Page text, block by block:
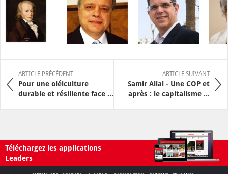
ARTICLE PRÉCÉDENT
Pour une oléiculture
durable et résiliente face ...
ARTICLE SUIVANT
Samir Allal - Une COP et
après : le capitalisme ...
Téléchargez les applications
Leaders